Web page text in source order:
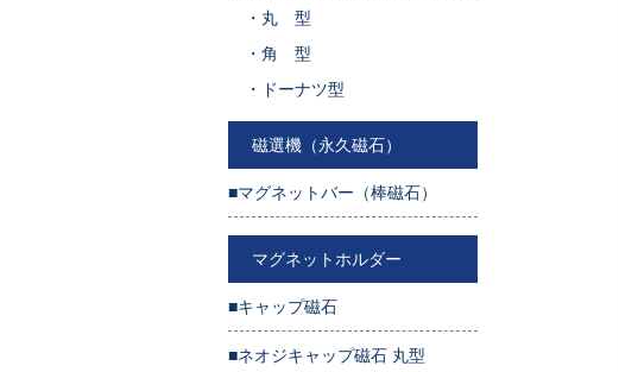
・ 丸 型
・ 角 型
・
ドーナツ型
磁選機（永久磁石）
■マグネットバー（棒磁石）
マグネットホルダー
■キャップ磁石
■ネオジキャップ磁石 丸型